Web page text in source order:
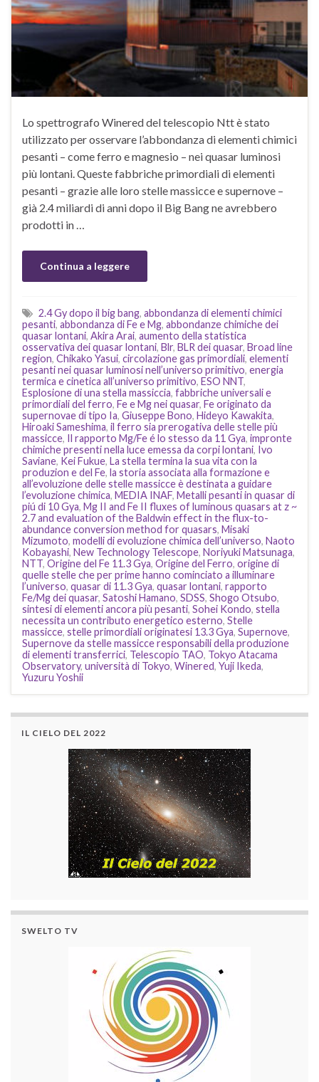
Lo spettrografo Winered del telescopio Ntt è stato
utilizzato per osservare l’abbondanza di elementi chimici
pesanti – come ferro e magnesio – nei quasar luminosi
più lontani. Queste fabbriche primordiali di elementi
pesanti – grazie alle loro stelle massicce e supernove –
già 2.4 miliardi di anni dopo il Big Bang ne avrebbero
prodotti in …
Continua a leggere
2.4 Gy dopo il big bang, abbondanza di elementi chimici
pesanti, abbondanza di Fe e Mg, abbondanze chimiche dei
quasar lontani, Akira Arai, aumento della statistica
osservativa dei quasar lontani, Blr, BLR dei quasar, Broad line
region, Chikako Yasui, circolazione gas primordiali, elementi
pesanti nei quasar luminosi nell’universo primitivo, energia
termica e cinetica all’universo primitivo, ESO NNT,
Esplosione di una stella massiccia, fabbriche universali e
primordiali del ferro, Fe e Mg nei quasar, Fe originato da
supernovae di tipo Ia, Giuseppe Bono, Hideyo Kawakita,
Hiroaki Sameshima, il ferro sia prerogativa delle stelle più
massicce, Il rapporto Mg/Fe é lo stesso da 11 Gya, impronte
chimiche presenti nella luce emessa da corpi lontani, Ivo
Saviane, Kei Fukue, La stella termina la sua vita con la
produzion e del Fe, la storia associata alla formazione e
all’evoluzione delle stelle massicce è destinata a guidare
l’evoluzione chimica, MEDIA INAF, Metalli pesanti in quasar di
piú di 10 Gya, Mg II and Fe II fluxes of luminous quasars at z ~
2.7 and evaluation of the Baldwin effect in the flux-to-
abundance conversion method for quasars, Misaki
Mizumoto, modelli di evoluzione chimica dell’universo, Naoto
Kobayashi, New Technology Telescope, Noriyuki Matsunaga,
NTT, Origine del Fe 11.3 Gya, Origine del Ferro, origine di
quelle stelle che per prime hanno cominciato a illuminare
l’universo, quasar di 11.3 Gya, quasar lontani, rapporto
Fe/Mg dei quasar, Satoshi Hamano, SDSS, Shogo Otsubo,
sintesi di elementi ancora più pesanti, Sohei Kondo, stella
necessita un contributo energetico esterno, Stelle
massicce, stelle primordiali originatesi 13.3 Gya, Supernove,
Supernove da stelle massicce responsabili della produzione
di elementi transferrici, Telescopio TAO, Tokyo Atacama
Observatory, università di Tokyo, Winered, Yuji Ikeda,
Yuzuru Yoshii
IL CIELO DEL 2022
SWELTO TV